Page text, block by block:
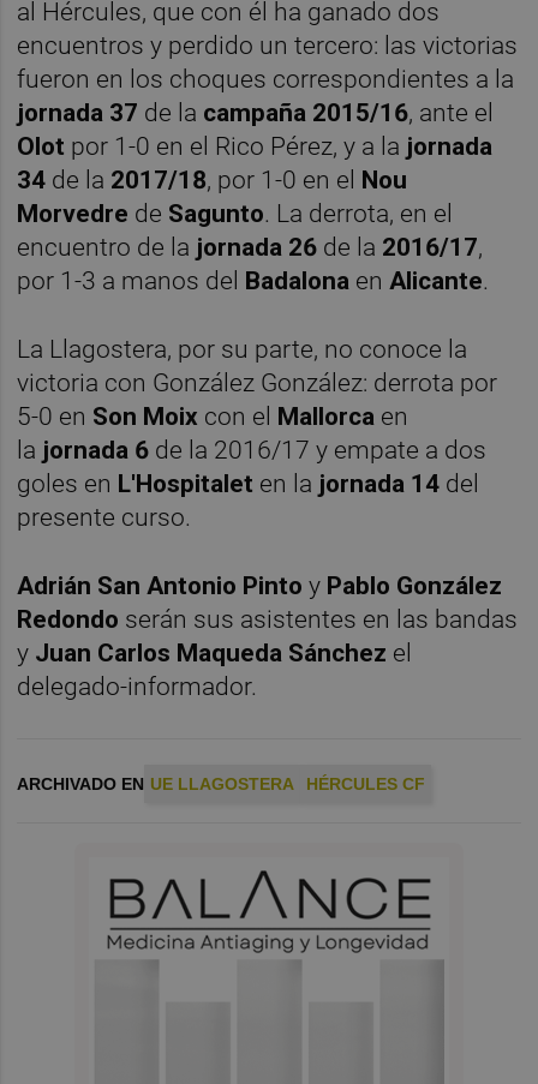
al Hércules, que con él ha ganado dos
encuentros y perdido un tercero: las victorias
fueron en los choques correspondientes a la
jornada 37 de la campaña 2015/16, ante el
Olot por 1-0 en el Rico Pérez, y a la jornada
34 de la 2017/18, por 1-0 en el Nou
Morvedre de Sagunto. La derrota, en el
encuentro de la jornada 26 de la 2016/17,
por 1-3 a manos del Badalona enAlicante.
La Llagostera, por su parte, no conoce la
victoria con González González: derrota por
5-0 en Son Moix con el Mallorca en
la jornada 6 de la 2016/17 y empate a dos
goles en L'Hospitalet en la jornada 14 del
presente curso.
Adrián San Antonio Pinto y Pablo González
Redondo serán sus asistentes en las bandas
y Juan Carlos Maqueda Sánchez el
delegado-informador.
ARCHIVADO EN UE LLAGOSTERA HÉRCULES CF